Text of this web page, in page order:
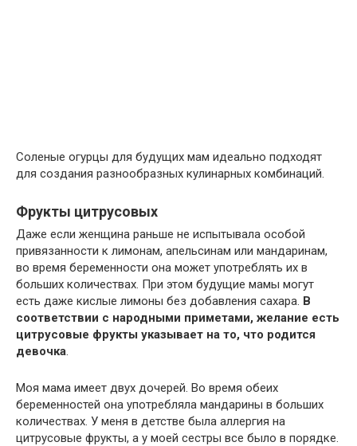
Соленые огурцы для будущих мам идеально подходят
для создания разнообразных кулинарных комбинаций.
Фрукты цитрусовых
Даже если женщина раньше не испытывала особой
привязанности к лимонам, апельсинам или мандаринам,
во время беременности она может употреблять их в
больших количествах. При этом будущие мамы могут
есть даже кислые лимоны без добавления сахара. В
соответствии с народными приметами, желание есть
цитрусовые фрукты указывает на то, что родится
девочка.
Моя мама имеет двух дочерей. Во время обеих
беременностей она употребляла мандарины в больших
количествах. У меня в детстве была аллергия на
цитрусовые фрукты, а у моей сестры все было в порядке.